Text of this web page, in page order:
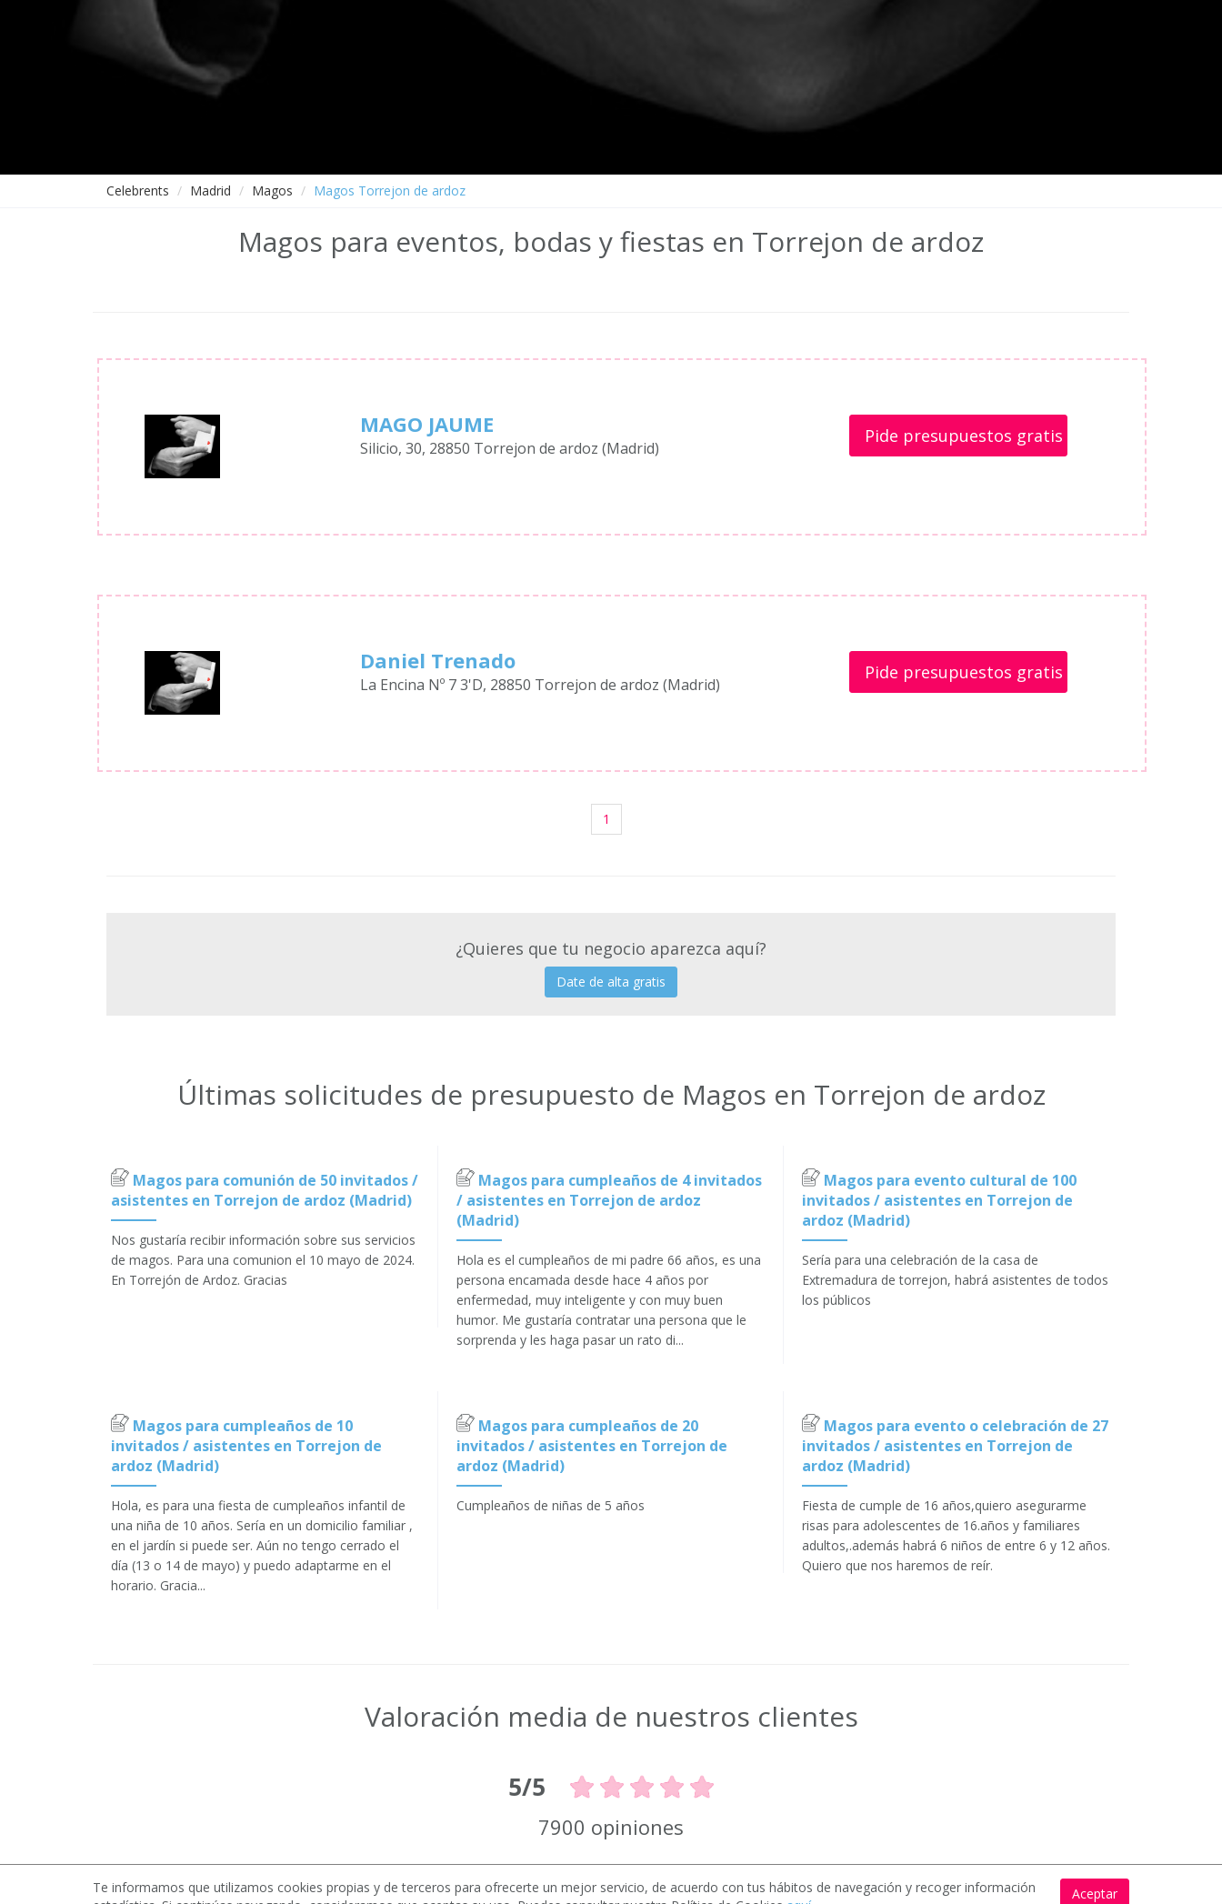
Celebrents Madrid Magos Magos Torrejon de ardoz
Magos para eventos, bodas y fiestas en Torrejon de ardoz
MAGO JAUME
Silicio, 30, 28850 Torrejon de ardoz (Madrid)
Pide presupuestos gratis
Daniel Trenado
La Encina Nº 7 3'D, 28850 Torrejon de ardoz (Madrid)
Pide presupuestos gratis
1
¿Quieres que tu negocio aparezca aquí?
Date de alta gratis
Últimas solicitudes de presupuesto de Magos en Torrejon de ardoz
Magos para comunión de 50 invitados /
asistentes en Torrejon de ardoz (Madrid)
Nos gustaría recibir información sobre sus servicios
de magos. Para una comunion el 10 mayo de 2024.
En Torrejón de Ardoz. Gracias
Magos para cumpleaños de 4 invitados
/ asistentes en Torrejon de ardoz
(Madrid)
Hola es el cumpleaños de mi padre 66 años, es una
persona encamada desde hace 4 años por
enfermedad, muy inteligente y con muy buen
humor. Me gustaría contratar una persona que le
sorprenda y les haga pasar un rato di...
Magos para evento cultural de 100
invitados / asistentes en Torrejon de
ardoz (Madrid)
Sería para una celebración de la casa de
Extremadura de torrejon, habrá asistentes de todos
los públicos
Magos para cumpleaños de 10
invitados / asistentes en Torrejon de
ardoz (Madrid)
Hola, es para una fiesta de cumpleaños infantil de
una niña de 10 años. Sería en un domicilio familiar ,
en el jardín si puede ser. Aún no tengo cerrado el
día (13 o 14 de mayo) y puedo adaptarme en el
horario. Gracia...
Magos para cumpleaños de 20
invitados / asistentes en Torrejon de
ardoz (Madrid)
Cumpleaños de niñas de 5 años
Magos para evento o celebración de 27
invitados / asistentes en Torrejon de
ardoz (Madrid)
Fiesta de cumple de 16 años,quiero asegurarme
risas para adolescentes de 16.años y familiares
adultos,.además habrá 6 niños de entre 6 y 12 años.
Quiero que nos haremos de reír.
Valoración media de nuestros clientes
5/5
7900 opiniones
Aceptar
Te informamos que utilizamos cookies propias y de terceros para ofrecerte un mejor servicio, de acuerdo con tus hábitos de navegación y recoger información